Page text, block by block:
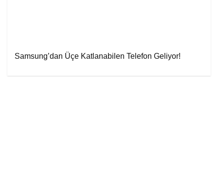
Samsung’dan Üçe Katlanabilen Telefon Geliyor!